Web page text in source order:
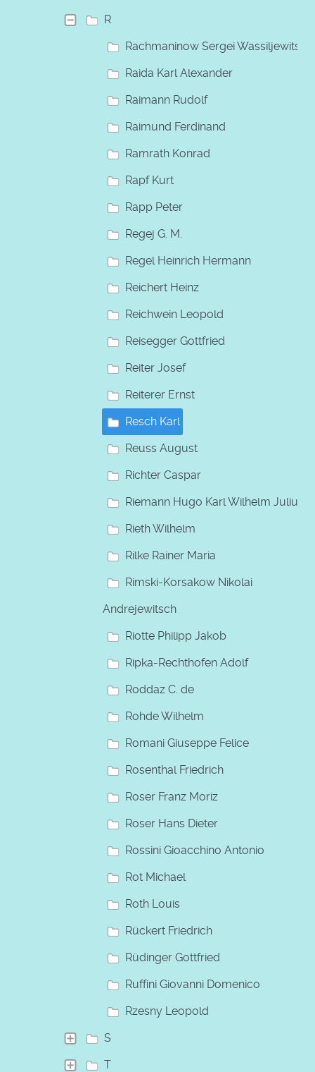
R
Rachmaninow Sergei Wassiljewitsch
Raida Karl Alexander
Raimann Rudolf
Raimund Ferdinand
Ramrath Konrad
Rapf Kurt
Rapp Peter
Regej G. M.
Regel Heinrich Hermann
Reichert Heinz
Reichwein Leopold
Reisegger Gottfried
Reiter Josef
Reiterer Ernst
Resch Karl
Reuss August
Richter Caspar
Riemann Hugo Karl Wilhelm Julius
Rieth Wilhelm
Rilke Rainer Maria
Rimski-Korsakow Nikolai
Andrejewitsch
Riotte Philipp Jakob
Ripka-Rechthofen Adolf
Roddaz C. de
Rohde Wilhelm
Romani Giuseppe Felice
Rosenthal Friedrich
Roser Franz Moriz
Roser Hans Dieter
Rossini Gioacchino Antonio
Rot Michael
Roth Louis
Rückert Friedrich
Rüdinger Gottfried
Ruffini Giovanni Domenico
Rzesny Leopold
S
T